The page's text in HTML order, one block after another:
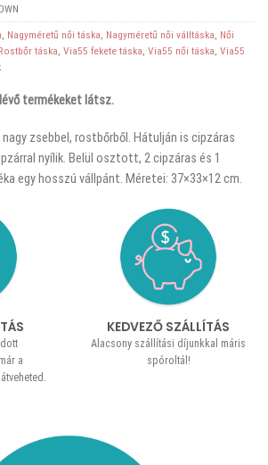
, Nagyméretű női táska, Nagyméretű női válltáska, Női
táska, Via55 fekete táska, Via55 női táska, Via55
termékeket látsz.
zsebbel, rostbőrből. Hátulján is cipzáras
nyílik. Belül osztott, 2 cipzáras és 1
egy hosszú vállpánt. Méretei: 37×33×12 cm.
a
KEDVEZŐ SZÁLLÍTÁS
Alacsony szállítási díjunkkal máris
spóroltál!